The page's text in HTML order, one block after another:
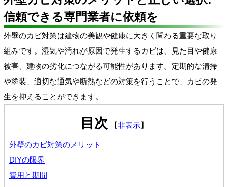
信頼できる専門業者に依頼を
外壁のカビ対策は建物の美観や健康に大きく関わる重要な取り
組みです。湿気や汚れが原因で発生するカビは、見た目や健康
被害、建物の劣化につながる可能性があります。定期的な清掃
や塗装、適切な通気や断熱などの対策を行うことで、カビの発
生を抑えることができます。
目次 【非表示】
外壁のカビ対策のメリット
DIYの限界
費用と期間